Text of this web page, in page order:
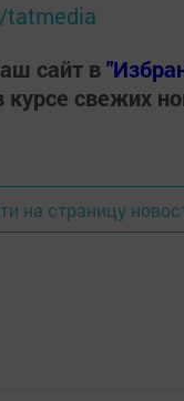
сайт в
курсе свежих
на страницу